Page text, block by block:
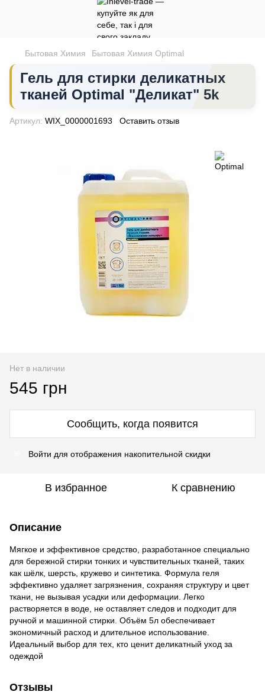
Бытовая Химия Бытовая Химия Optimal
Гель для стирки деликатных
тканей Optimal "Деликат" 5k
Артикул: WIX_0000001693 Оставить отзыв
Нет в наличии
545 грн
Сообщить, когда появится
Войти для отображения накопительной скидки
В избранное К сравнению
Описание
Мягкое и эффективное средство, разработанное специально
для бережной стирки тонких и чувствительных тканей, таких
как шёлк, шерсть, кружево и синтетика. Формула геля
эффективно удаляет загрязнения, сохраняя структуру и цвет
ткани, не вызывая усадки или деформации. Легко
растворяется в воде, не оставляет следов и подходит для
ручной и машинной стирки. Объём 5л обеспечивает
экономичный расход и длительное использование.
Идеальный выбор для тех, кто ценит деликатный уход за
одеждой
Отзывы